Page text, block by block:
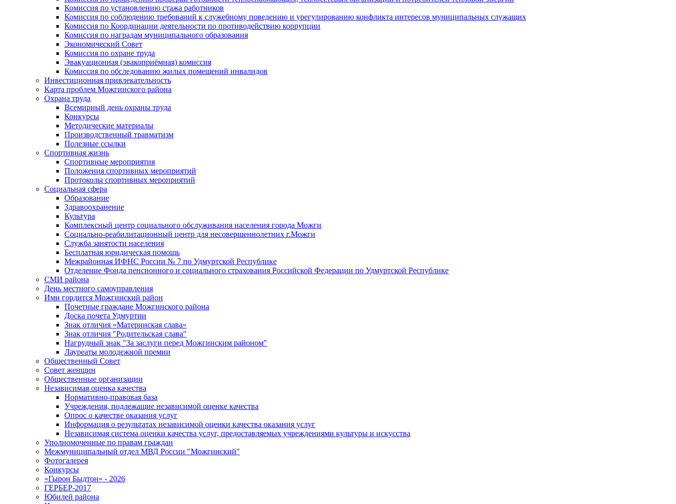
Комиссия по установлению стажа работников
Комиссия по соблюдению требований к служебному поведению и урегулированию конфликта интересов муниципальных служащих
Комиссия по Координации деятельности по противодействию коррупции
Комиссия по наградам муниципального образования
Экономический Совет
Комиссия по охране труда
Эвакуационная (эвакоприёмная) комиссия
Комиссия по обследованию жилых помещений инвалидов
Инвестиционная привлекательность
Карта проблем Можгинского района
Охрана труда
Всемирный день охраны труда
Конкурсы
Методические материалы
Производственный травматизм
Полезные ссылки
Спортивная жизнь
Спортивные мероприятия
Положения спортивных мероприятий
Протоколы спортивных мероприятий
Социальная сфера
Образование
Здравоохранение
Культура
Комплексный центр социального обслуживания населения города Можги
Социально-реабилитационный центр для несовершеннолетних г.Можги
Служба занятости населения
Бесплатная юридическая помощь
Межрайонная ИФНС России № 7 по Удмуртской Республике
Отделение Фонда пенсионного и социального страхования Российской Федерации по Удмуртской Республике
СМИ района
День местного самоуправления
Ими гордится Можгинский район
Почетные граждане Можгинского района
Доска почета Удмуртии
Знак отличия «Материнская слава»
Знак отличия "Родительская слава"
Нагрудный знак "За заслуги перед Можгинским районом"
Лауреаты молодежной премии
Общественный Совет
Совет женщин
Общественные организации
Независимая оценка качества
Нормативно-правовая база
Учреждения, подлежащие независимой оценке качества
Опрос о качестве оказания услуг
Информация о результатах независимой оценки качества оказания услуг
Независимая система оценки качества услуг, предоставляемых учреждениями культуры и искусства
Уполномоченные по правам граждан
Межмуниципальный отдел МВД России "Можгинский"
Фотогалерея
Конкурсы
«Гырон Быдтон» - 2026
ГЕРБЕР-2017
Юбилей района